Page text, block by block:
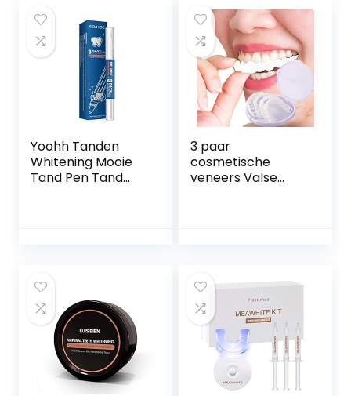
Actieve
Vlekverwijdering –
Tandversterking –
10x Trays
bleektoepassing
thuis, blauw, zilver,
verpakking van 1
stuks
Yoohh Tanden
Whitening Mooie
Tand Pen Tand
3g (Boxed) Sterk
en Veilig Zero
Peroxide
3 paar
cosmetische
veneers Valse
tanden Fineerhoes
De imperfecte
tanden voor
vastklikken